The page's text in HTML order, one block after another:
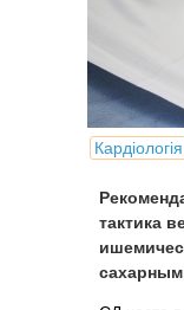
Кардіологія
тактика